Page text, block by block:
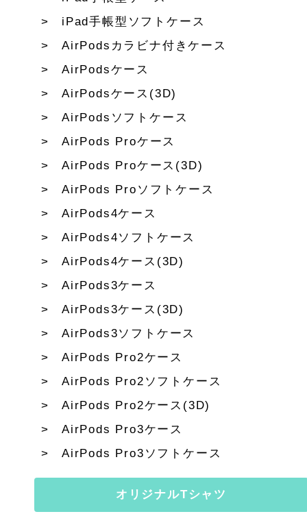
iPad手帳型ソフトケース
AirPodsカラビナ付きケース
AirPodsケース
AirPodsケース(3D)
AirPodsソフトケース
AirPods Proケース
AirPods Proケース(3D)
AirPods Proソフトケース
AirPods4ケース
AirPods4ソフトケース
AirPods4ケース(3D)
AirPods3ケース
AirPods3ケース(3D)
AirPods3ソフトケース
AirPods Pro2ケース
AirPods Pro2ソフトケース
AirPods Pro2ケース(3D)
AirPods Pro3ケース
AirPods Pro3ソフトケース
オリジナルTシャツ